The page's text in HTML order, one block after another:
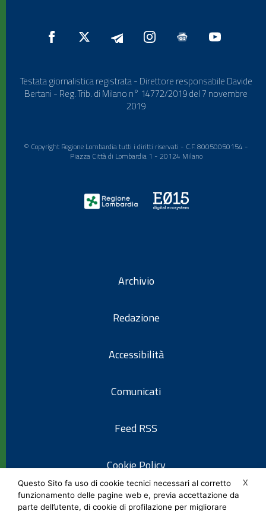
Testata giornalistica registrata - Direttore responsabile Davide
Bertani - Reg. Trib. di Milano n° 14772/2019 del 7 novembre
2019
© Copyright Regione Lombardia tutti i diritti riservati - C.F. 80050050154 -
Piazza Città di Lombardia 1 - 20124 Milano
Archivio
Redazione
Accessibilità
Comunicati
Feed RSS
Cookie Policy
Informativa privacy
X
Questo Sito fa uso di cookie tecnici necessari al corretto
funzionamento delle pagine web e, previa accettazione da
parte dell’utente, di cookie di profilazione per migliorare